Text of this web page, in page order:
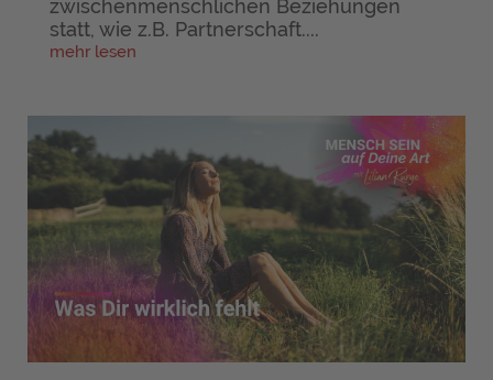
zwischenmenschlichen Beziehungen
statt, wie z.B. Partnerschaft....
mehr lesen